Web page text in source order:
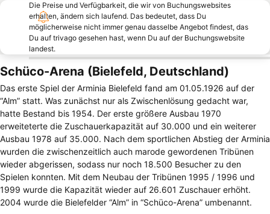
Die Preise und Verfügbarkeit, die wir von Buchungswebsites
erhalten, ändern sich laufend. Das bedeutet, dass Du
möglicherweise nicht immer genau dasselbe Angebot findest, das
Du auf trivago gesehen hast, wenn Du auf der Buchungswebsite
landest.
Schüco-Arena (Bielefeld, Deutschland)
Das erste Spiel der Arminia Bielefeld fand am 01.05.1926 auf der
“Alm” statt. Was zunächst nur als Zwischenlösung gedacht war,
hatte Bestand bis 1954. Der erste größere Ausbau 1970
erweiteterte die Zuschauerkapazität auf 30.000 und ein weiterer
Ausbau 1978 auf 35.000. Nach dem sportlichen Abstieg der Arminia
wurden die zwischenzeitlich auch marode gewordenen Tribünen
wieder abgerissen, sodass nur noch 18.500 Besucher zu den
Spielen konnten. Mit dem Neubau der Tribünen 1995 / 1996 und
1999 wurde die Kapazität wieder auf 26.601 Zuschauer erhöht.
2004 wurde die Bielefelder “Alm” in “Schüco-Arena” umbenannt.